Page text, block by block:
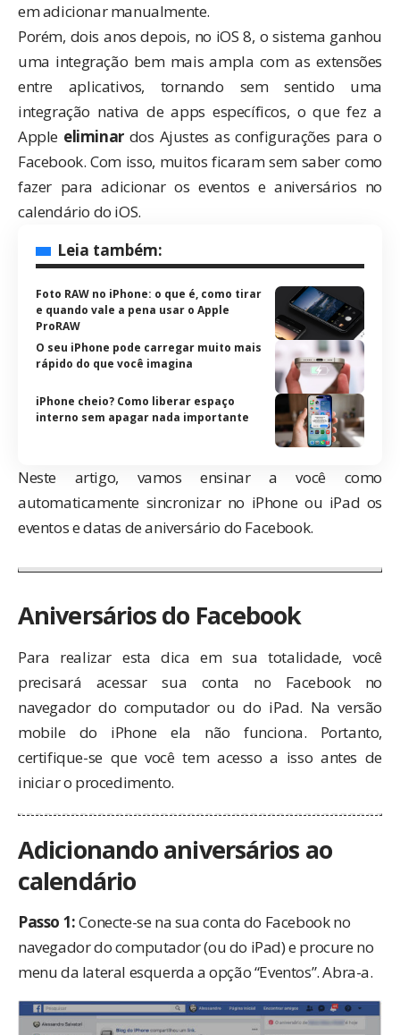
em adicionar manualmente.
Porém, dois anos depois, no iOS 8, o sistema ganhou
uma integração bem mais ampla comas extensões
entre aplicativos, tornando sem sentido uma
integração nativa de apps específicos, o que fez a
Apple eliminardos Ajustes as configurações para o
Facebook. Com isso, muitos ficaram sem saber como
fazer para adicionar os eventos e aniversários no
calendário do iOS.
Leia também:
Foto RAW no iPhone: o que é, como tirar
e quando vale a pena usar o Apple
ProRAW
O seu iPhone pode carregar muito mais
rápido do que você imagina
iPhone cheio? Como liberar espaço
interno sem apagar nada importante
Neste artigo, vamos ensinar a você como
automaticamente sincronizar no iPhone ou iPad os
eventos e datas de aniversário do Facebook.
Aniversários do Facebook
Para realizar esta dica em sua totalidade, você
precisará acessar sua conta no Facebook no
navegador do computador ou do iPad. Na versão
mobile do iPhone ela não funciona. Portanto,
certifique-se que você tem acesso a isso antes de
iniciar o procedimento.
Adicionando aniversários ao
calendário
Passo 1:Conecte-se na sua conta do Facebook no
navegador do computador (ou do iPad) e procure no
menu da lateral esquerda a opção “Eventos”. Abra-a.